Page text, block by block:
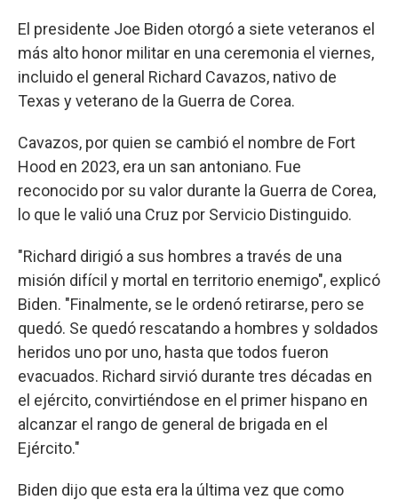
El presidente Joe Biden otorgó a siete veteranos el
más alto honor militar en una ceremonia el viernes,
incluido el general Richard Cavazos, nativo de
Texas y veterano de la Guerra de Corea.
Cavazos, por quien se cambió el nombre de Fort
Hood en 2023, era un san antoniano. Fue
reconocido por su valor durante la Guerra de Corea,
lo que le valió una Cruz por Servicio Distinguido.
"Richard dirigió a sus hombres a través de una
misión difícil y mortal en territorio enemigo", explicó
Biden. "Finalmente, se le ordenó retirarse, pero se
quedó. Se quedó rescatando a hombres y soldados
heridos uno por uno, hasta que todos fueron
evacuados. Richard sirvió durante tres décadas en
el ejército, convirtiéndose en el primer hispano en
alcanzar el rango de general de brigada en el
Ejército."
Biden dijo que esta era la última vez que como